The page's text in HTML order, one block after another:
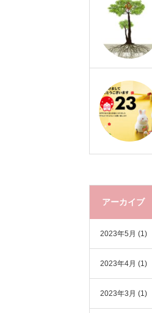
アーカイブ
2023年5月 (1)
2023年4月 (1)
2023年3月 (1)